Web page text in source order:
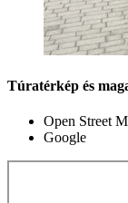
Túratérkép és
Open Street
Google